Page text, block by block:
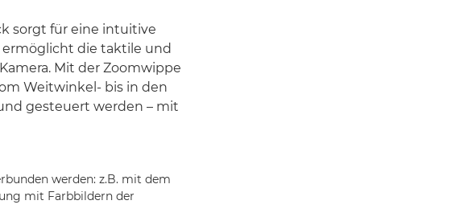
sorgt für eine intuitive
ermöglicht die taktile und
Mit der Zoomwippe
Weitwinkel- bis in den
gesteuert werden – mit
werden: z.B. mit dem
mit Farbbildern der